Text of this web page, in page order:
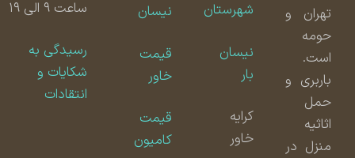
تهران و
حومه
است.
باربری و
حمل
اثاثیه
منزل در
شهرستان
نیسان
نیسان
قیمت
قیمت
کامیون
ساعت ۹ الی ۱۹
رسیدگی به
شکایات و
انتقادات